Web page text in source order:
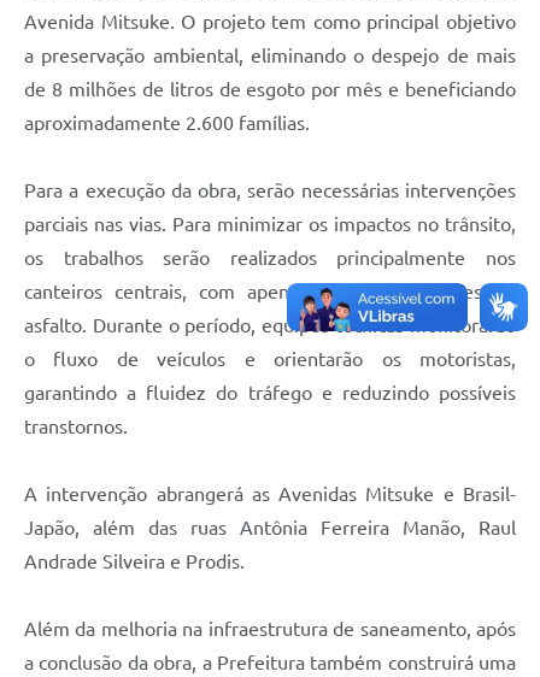
Avenida Mitsuke. O projeto tem como principal objetivo
a preservação ambiental, eliminando o despejo de mais
de 8 milhões de litros de esgoto por mês e beneficiando
aproximadamente 2.600 famílias.
Para a execução da obra, serão necessárias intervenções
parciais nas vias. Para minimizar os impactos no trânsito,
os trabalhos serão realizados principalmente nos
canteiros centrais, com apenas duas intervenções no
asfalto. Durante o período, equipes técnicas monitorarão
o fluxo de veículos e orientarão os motoristas,
garantindo a fluidez do tráfego e reduzindo possíveis
transtornos.
A intervenção abrangerá as Avenidas Mitsuke e Brasil-
Japão, além das ruas Antônia Ferreira Manão, Raul
Andrade Silveira e Prodis.
Além da melhoria na infraestrutura de saneamento, após
a conclusão da obra, a Prefeitura também construirá uma